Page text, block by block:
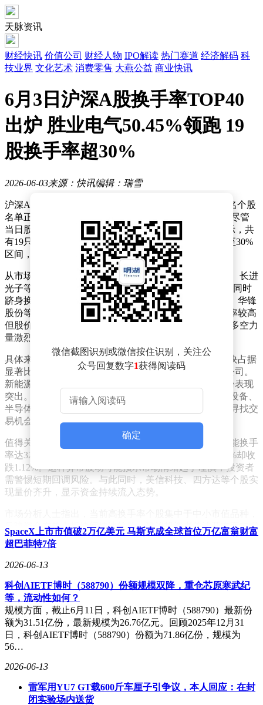
天脉资讯
财经快讯 价值公司 财经人物 IPO解读 热门赛道 经济解码 科
技业界 文化艺术 消费零售 大燕公益 商业快讯
6月3日沪深A股换手率TOP40
出炉 胜业电气50.45%领跑 19
股换手率超30%
2026-06-03来源：快讯编辑：瑞雪
沪深A股市场6月3日迎来活跃交易日，当日换手率前40名个股
名单正式揭晓。胜业电气以50.45%的换手率登顶榜首，尽管
当日股价下跌4.45%，但仍成为市场关注焦点。数据显示，共
有19只个股换手率超过30%，21只个股换手率处于15%至30%
区间，反映出资金博弈加剧的特征。
从市场表现看，高换手率个股呈现明显分化。信音电子、长进
光子等11只个股涨幅超过5%，其中科力股份、晶赛科技同时
跻身换手率超30%阵营。与之形成对比的是，中京电子、华锋
股份等4只个股跌幅超过5%，星德胜、圣阳股份虽换手率较高
但股价承压明显。这种涨跌互现的格局，凸显当前市场多空力
量激烈交锋。
具体来看，换手率超30%的19只个股中，电子元器件板块占据
显著比例，包括信音电子、中京电子、春秋电子等8家公司。
新能源领域亦有3家企业入围，其中胜业电气、韶能股份表现
突出。换手率15%-30%区间则分布更为广泛，涉及电力设备、
半导体、新材料等12个细分行业，显示资金在多个赛道寻找交
易机会。
值得关注的是，部分个股呈现量价背离现象。如达实智能换手
率达32.17%但股价仅微涨0.89%，晋控电力换手率24.63%却收
跌1.12%。这种异常波动可能预示市场情绪趋于谨慎，投资者
需警惕短期回调风险。与此同时，美信科技、四方达等个股实
现量价齐升，显示资金持续流入态势。
反映资金在热点板块间快速轮动。建议投资者关注基本面支撑
较强的标的，避免盲目追高。数据显示，换手率前40名个股平
均市值不足80亿元，其中23家公司市值低于50亿元，显示游资
参与特征明显。
微信截图识别或微信按住识别，关注公
众号回复数字1获得阅读码
确定
SpaceX上市市值破2万亿美元 马斯克成全球首位万亿富翁财富
超巴菲特7倍
2026-06-13
科创AIETF博时（588790）份额规模双降，重仓芯原寒武纪
等，流动性如何？
规模方面，截止6月11日，科创AIETF博时（588790）最新份
额为31.51亿份，最新规模为26.76亿元。回顾2025年12月31
日，科创AIETF博时（588790）份额为71.86亿份，规模为
56…
2026-06-13
雷军用YU7 GT载600斤车厘子引争议，本人回应：在封
闭实验场内送货